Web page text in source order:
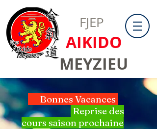
FJEP
AIKIDO
MEYZIEU
Bonnes Vacances
Reprise des
cours saison prochaine